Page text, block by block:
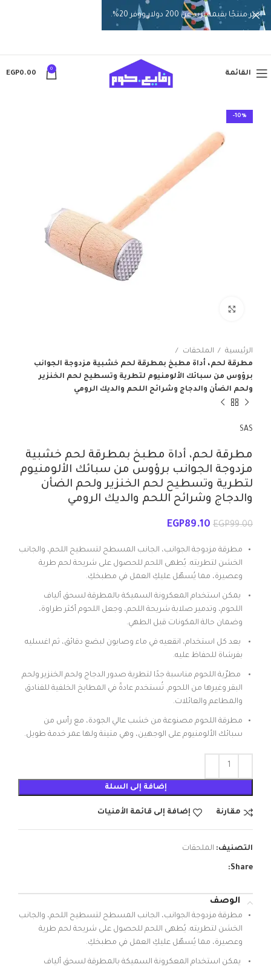
القائمة
0
EGP0.00
-10%
الرئيسية
الملحقات
مطرقة لحم، أداة مطبخ بمطرقة لحم خشبية مزدوجة الجوانب
برؤوس من سبائك الألومنيوم لتطرية وتسطيح لحم الخنزير
ولحم الضأن والدجاج وشرائح اللحم والديك الرومي
SAS
مطرقة لحم، أداة مطبخ بمطرقة لحم خشبية
مزدوجة الجوانب برؤوس من سبائك الألومنيوم
لتطرية وتسطيح لحم الخنزير ولحم الضأن
والدجاج وشرائح اللحم والديك الرومي
EGP99.00
EGP89.10
مطرقة مزدوجة الجوانب، الجانب المسطح لتسطيح اللحم، والجانب
الخشن لتطريته. يُطهى اللحم للحصول على شريحة لحم طرية
وعصيرة، مما يُسهّل عليكِ العمل في مطبخكِ.
يمكن استخدام المعكرونة السميكة بالمطرقة لسحق ألياف
اللحوم، وتدمير صلابة شريحة اللحم، وجعل اللحوم أكثر طراوة،
وضمان حالة المكونات قبل الطهي.
بعد كل استخدام، انقعيه في ماء وصابون لبضع دقائق، ثم اغسليه
بفرشاة للحفاظ عليه.
مطرّية اللحوم مناسبة جدًا لتطرية صدور الدجاج ولحم الخنزير ولحم
البقر وغيرها من اللحوم. تُستخدم عادةً في المطابخ الخلفية للفنادق
والمطاعم والعائلات.
مطرقة اللحوم مصنوعة من خشب عالي الجودة، مع رأس من
سبائك الألومنيوم على الوجهين، وهي متينة ولها عمر خدمة طويل.
إضافة إلى السلة
مقارنة إضافة إلى قائمة الأمنيات
التصنيف: الملحقات
Share:
الوصف
مطرقة مزدوجة الجوانب، الجانب المسطح لتسطيح اللحم، والجانب
الخشن لتطريته. يُطهى اللحم للحصول على شريحة لحم طرية
وعصيرة، مما يُسهّل عليكِ العمل في مطبخكِ.
يمكن استخدام المعكرونة السميكة بالمطرقة لسحق ألياف
اختر منتجًا بقيمة تزيد عن 200 دولار ووفر 20%.